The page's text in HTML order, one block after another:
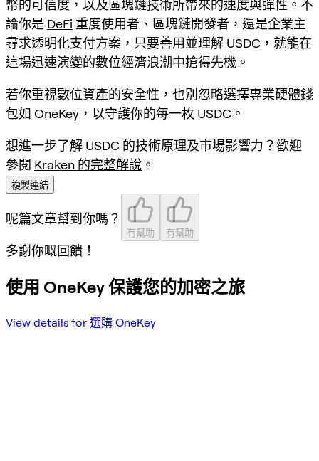
幣的可信度，以及區塊鏈技術所帶來的速度與彈性。不
論你是 DeFi 重度使用者、區塊鏈開發者，還是企業主
尋求透明化支付方案，只要善用並理解 USDC，就能在
這場迅速演變的數位經濟浪潮中搶得先機。
若你重視數位資產的安全性，也別忽略選擇專業硬體錢
包如 OneKey，以守護你的每一枚 USDC。
想進一步了解 USDC 的技術原理及市場影響力？歡迎
參閱 Kraken 的完整解說 。
複製連結
呢篇文章幫到你嗎？
冇幫助 有幫助
多謝你嘅回饋！
使用 OneKey 保護您的加密之旅
View details for 選購 OneKey